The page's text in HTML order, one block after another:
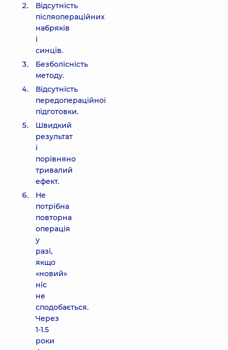
Відсутність
післяопераційних
набряків
і
синців.
Безболісність
методу.
Відсутність
передопераційної
підготовки.
Швидкий
результат
і
порівняно
тривалий
ефект.
Не
потрібна
повторна
операція
у
разі,
якщо
«новий»
ніс
не
сподобається.
Через
1-1.5
роки